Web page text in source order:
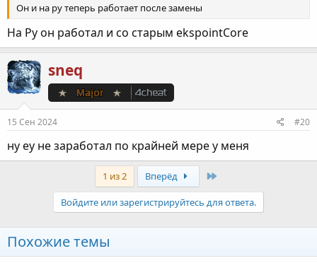
Он и на ру теперь работает после замены
На Ру он работал и со старым ekspointCore
sneq
15 Сен 2024 #20
ну еу не заработал по крайней мере у меня
1 из 2 Вперёд
Войдите или зарегистрируйтесь для ответа.
Похожие темы